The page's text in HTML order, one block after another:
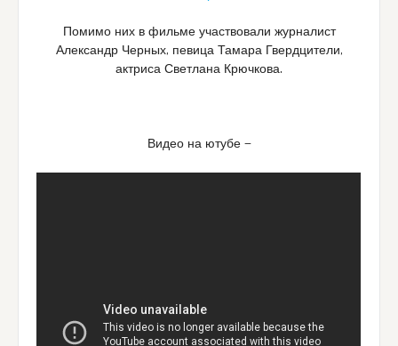
Помимо них в фильме участвовали журналист
Александр Черных, певица Тамара Гвердцители,
актриса Светлана Крючкова.
Видео на ютубе —